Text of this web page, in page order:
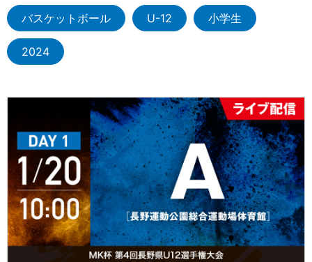
バスケットボール U-12 小学生
2024